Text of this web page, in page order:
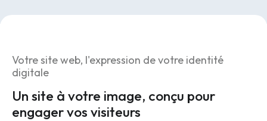
Référencement (SEO/GEO)
Marketing par e-mail
Applications
Votre site web, l'expression de votre identité
digitale
Un site à votre image, conçu pour
engager vos visiteurs